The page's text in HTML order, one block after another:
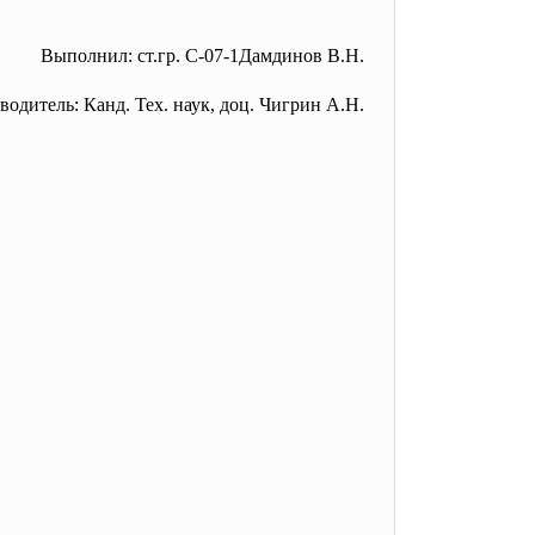
Выполнил: ст.гр. С-07-1Дамдинов В.Н.
Канд. Тех. наук, доц. Чигрин А.Н.